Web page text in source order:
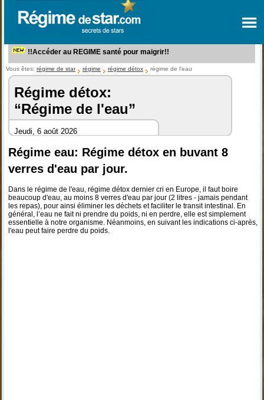
!!Accéder au REGIME santé pour maigrir!!
Vous êtes: régime de star régime régime détox régime de l'eau
Régime détox:
“Régime de l'eau”
Jeudi, 6 août 2026
Régime eau: Régime détox en buvant 8
verres d'eau par jour.
Dans le régime de l'eau, régime détox dernier cri en Europe, il faut boire
beaucoup d'eau, au moins 8 verres d'eau par jour (2 litres - jamais pendant
les repas), pour ainsi éliminer les déchets et faciliter le transit intestinal. En
général, l’eau ne fait ni prendre du poids, ni en perdre, elle est simplement
essentielle à notre organisme. Néanmoins, en suivant les indications ci-après,
l'eau peut faire perdre du poids.